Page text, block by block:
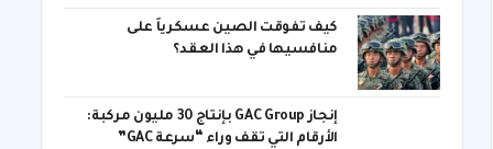
كيف تفوقت الصين عسكرياً على
منافسيها في هذا العقد؟
إنجاز GAC Group بإنتاج 30 مليون مركبة:
الأرقام التي تقف وراء “سرعة GAC”